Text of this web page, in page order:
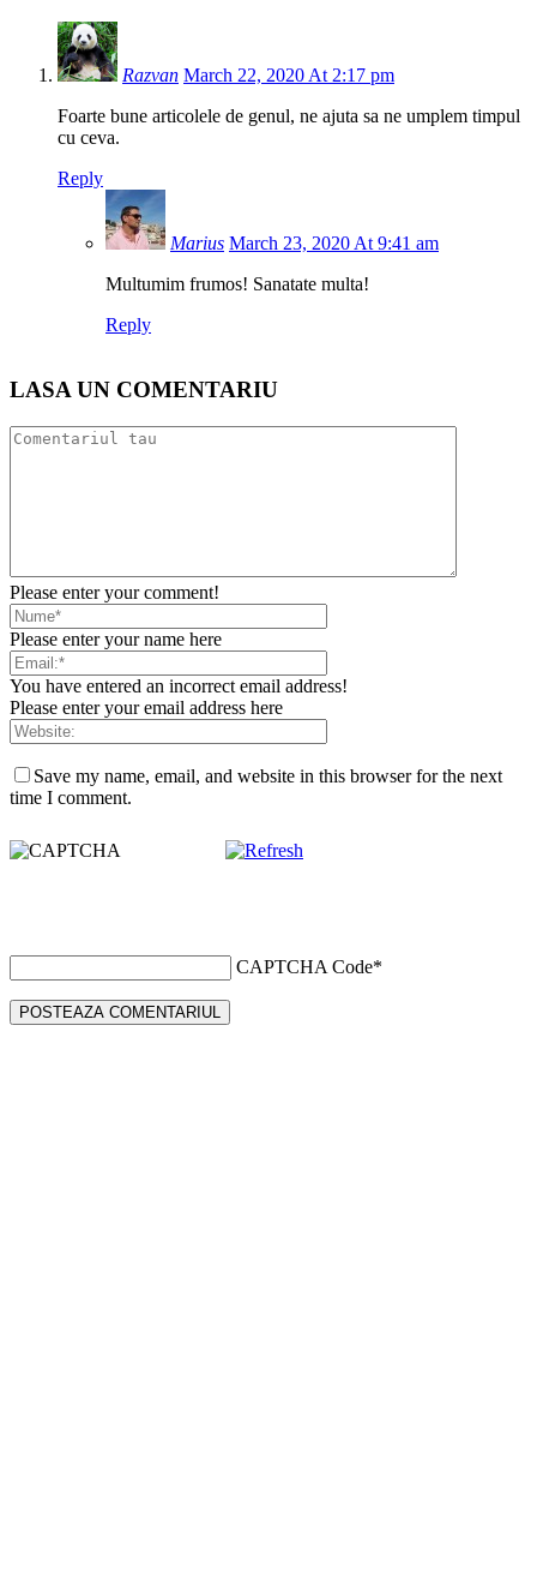
Razvan March 22, 2020 At 2:17 pm
Foarte bune articolele de genul, ne ajuta sa ne umplem timpul
cu ceva.
Reply
Marius March 23, 2020 At 9:41 am
Multumim frumos! Sanatate multa!
Reply
LASA UN COMENTARIU
Please enter your comment!
Please enter your name here
You have entered an incorrect email address!
Please enter your email address here
Save my name, email, and website in this browser for the next
time I comment.
CAPTCHA Code*